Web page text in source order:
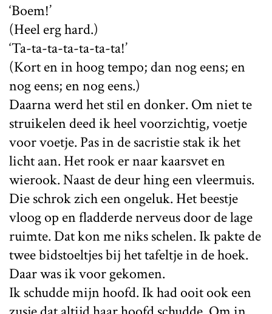
‘Boem!’
(Heel erg hard.)
‘Ta-ta-ta-ta-ta-ta-ta!’
(Kort en in hoog tempo; dan nog eens; en
nog eens; en nog eens.)
Daarna werd het stil en donker. Om niet te
struikelen deed ik heel voorzichtig, voetje
voor voetje. Pas in de sacristie stak ik het
licht aan. Het rook er naar kaarsvet en
wierook. Naast de deur hing een vleermuis.
Die schrok zich een ongeluk. Het beestje
vloog op en fladderde nerveus door de lage
ruimte. Dat kon me niks schelen. Ik pakte de
twee bidstoeltjes bij het tafeltje in de hoek.
Daar was ik voor gekomen.
Ik schudde mijn hoofd. Ik had ooit ook een